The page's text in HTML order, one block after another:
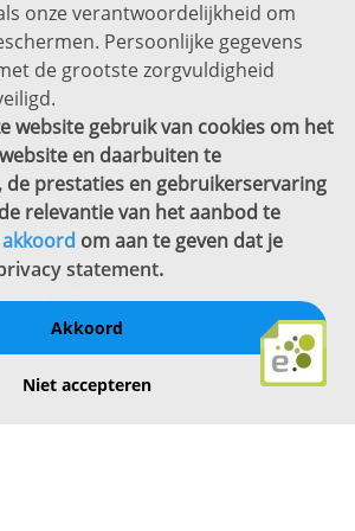
onze verantwoordelijkheid om
Persoonlijke gegevens
de grootste zorgvuldigheid
website gebruik van cookies om het
en daarbuiten te
de prestaties en gebruikerservaring
relevantie van het aanbod te
akkoord om aan te geven dat je
statement.
Akkoord
Niet accepteren